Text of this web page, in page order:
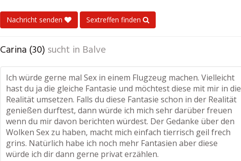
Nachricht senden Sextreffen finden
Carina (30) sucht in Balve
Ich würde gerne mal Sex in einem Flugzeug machen. Vielleicht
hast du ja die gleiche Fantasie und möchtest diese mit mir in die
Realität umsetzen. Falls du diese Fantasie schon in der Realität
genießen durftest, dann würde ich mich sehr darüber freuen
wenn du mir davon berichten würdest. Der Gedanke über den
Wolken Sex zu haben, macht mich einfach tierrisch geil frech
grins. Natürlich habe ich noch mehr Fantasien aber diese
würde ich dir dann gerne privat erzählen.